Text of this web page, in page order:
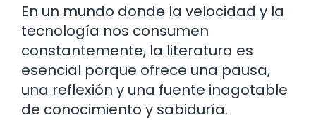
En un mundo donde la velocidad y la
tecnología nos consumen
constantemente, la literatura es
esencial porque ofrece una pausa,
una reflexión y una fuente inagotable
de conocimiento y sabiduría.